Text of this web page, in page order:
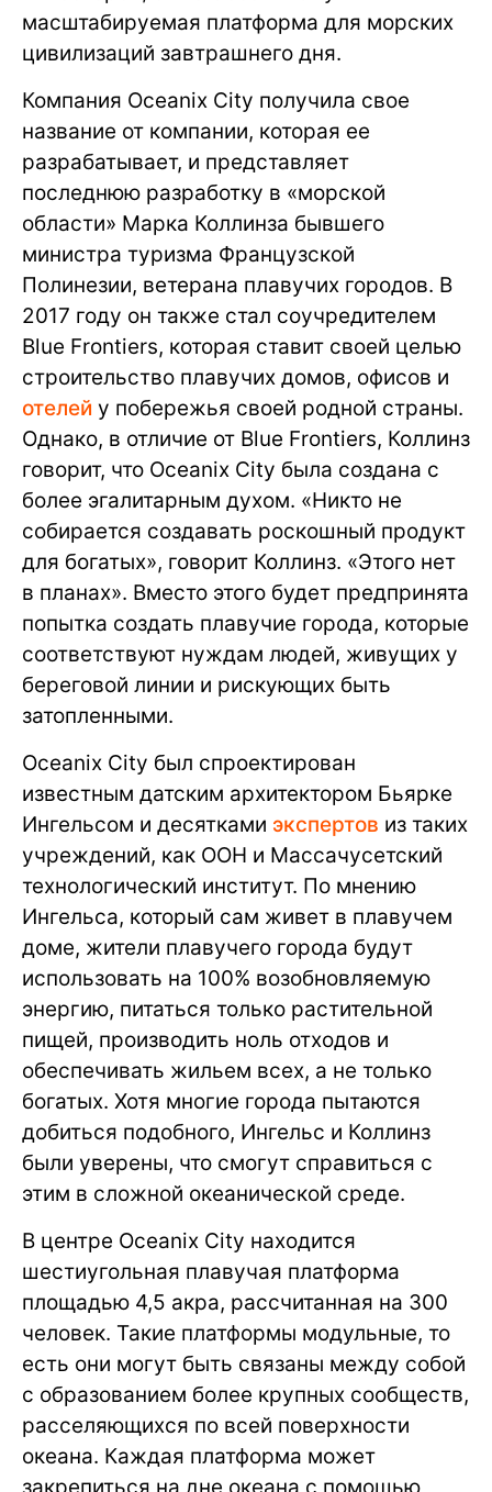
масштабируемая платформа для морских
цивилизаций завтрашнего дня.
Компания Oceanix City получила свое
название от компании, которая ее
разрабатывает, и представляет
последнюю разработку в «морской
области» Марка Коллинза бывшего
министра туризма Французской
Полинезии, ветерана плавучих городов. В
2017 году он также стал соучредителем
Blue Frontiers, которая ставит своей целью
строительство плавучих домов, офисов и
отелей у побережья своей родной страны.
Однако, в отличие от Blue Frontiers, Коллинз
говорит, что Oceanix City была создана с
более эгалитарным духом. «Никто не
собирается создавать роскошный продукт
для богатых», говорит Коллинз. «Этого нет
в планах». Вместо этого будет предпринята
попытка создать плавучие города, которые
соответствуют нуждам людей, живущих у
береговой линии и рискующих быть
затопленными.
Oceanix City был спроектирован
известным датским архитектором Бьярке
Ингельсом и десятками экспертов из таких
учреждений, как ООН и Массачусетский
технологический институт. По мнению
Ингельса, который сам живет в плавучем
доме, жители плавучего города будут
использовать на 100% возобновляемую
энергию, питаться только растительной
пищей, производить ноль отходов и
обеспечивать жильем всех, а не только
богатых. Хотя многие города пытаются
добиться подобного, Ингельс и Коллинз
были уверены, что смогут справиться с
этим в сложной океанической среде.
В центре Oceanix City находится
шестиугольная плавучая платформа
площадью 4,5 акра, рассчитанная на 300
человек. Такие платформы модульные, то
есть они могут быть связаны между собой
с образованием более крупных сообществ,
расселяющихся по всей поверхности
океана. Каждая платформа может